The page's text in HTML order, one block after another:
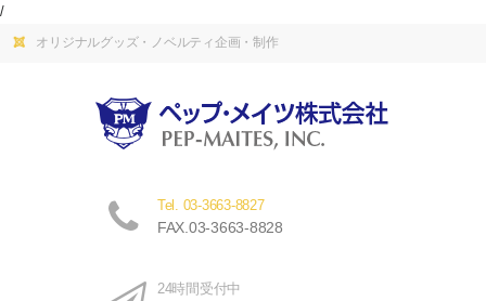
/
オリジナルグッズ・ノベルティ企画・制作
Tel. 03-3663-8827
FAX.03-3663-8828
24時間受付中